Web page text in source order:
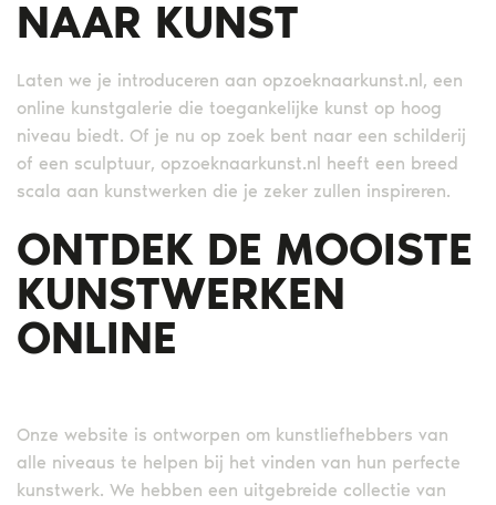
NAAR KUNST
Laten we je introduceren aan opzoeknaarkunst.nl, een
online kunstgalerie die toegankelijke kunst op hoog
niveau biedt. Of je nu op zoek bent naar een schilderij
of een sculptuur, opzoeknaarkunst.nl heeft een breed
scala aan kunstwerken die je zeker zullen inspireren.
ONTDEK DE MOOISTE
KUNSTWERKEN
ONLINE
Onze website is ontworpen om kunstliefhebbers van
alle niveaus te helpen bij het vinden van hun perfecte
kunstwerk. We hebben een uitgebreide collectie van